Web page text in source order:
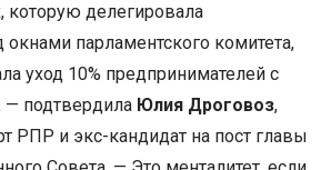
которую делегировала
парламентского комитета,
уход 10% предпринимателей с
— подтвердила Юлия Дроговоз,
РПР и экс-кандидат на пост главы